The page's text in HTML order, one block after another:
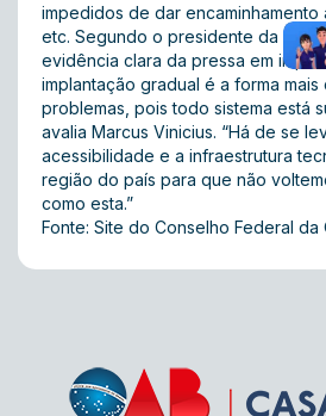
impedidos de dar
etc. Segundo o presidente da OAB
evidência clara da pressa em
implantação gradual é a forma
problemas, pois todo sistema está
avalia Marcus Vinicius. “Há de se
acessibilidade e a infraestrutura
região do país para que não
como esta.”
Fonte: Site do Conselho Federal da